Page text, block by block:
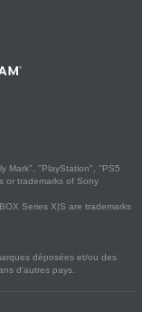
Mark", "PlayStation", "PS5
or trademarks of Sony
Series X|S are trademarks
déposées et/ou des
d'autres pays.